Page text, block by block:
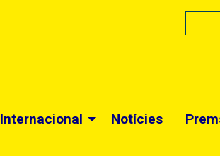
Internacional Notícies